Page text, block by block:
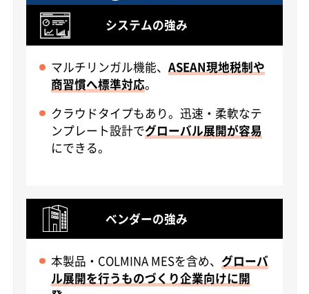
システムの強み
マルチリンガル機能、ASEAN現地税制や
商習慣へ標準対応。
クラウドタイプもあり。迅速・柔軟なテ
ンプレート設計でグローバル展開が容易
にできる。
ベンダーの強み
本製品・COLMINA MESを含め、グローバ
ル展開を行うものづくり企業向けに開